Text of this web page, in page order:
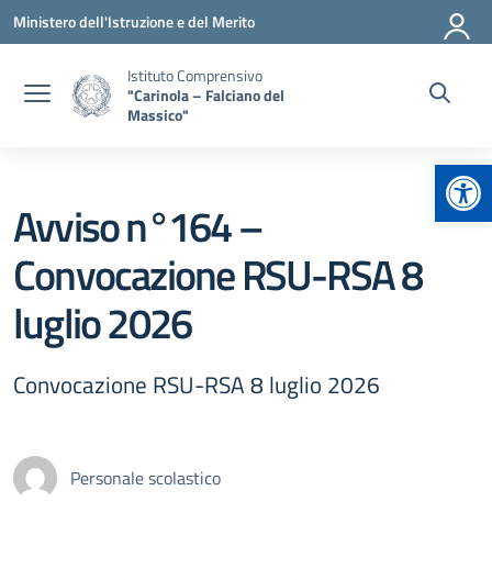
Vai ai contenuti
Vai al menu di navigazione
Vai al footer
Ministero dell'Istruzione e del Merito
Istituto Comprensivo
"Carinola – Falciano del
Massico"
Avviso n°164 –
Convocazione RSU-RSA 8
luglio 2026
Convocazione RSU-RSA 8 luglio 2026
Personale scolastico